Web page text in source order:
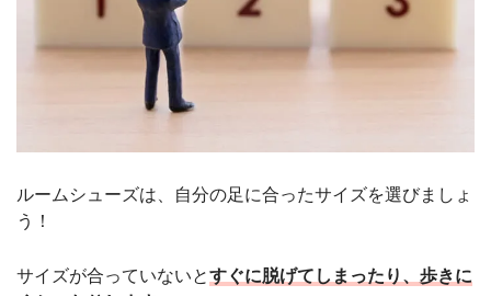
ルームシューズは、自分の足に合ったサイズを選びましょ
う！
サイズが合っていないとすぐに脱げてしまったり、歩きに